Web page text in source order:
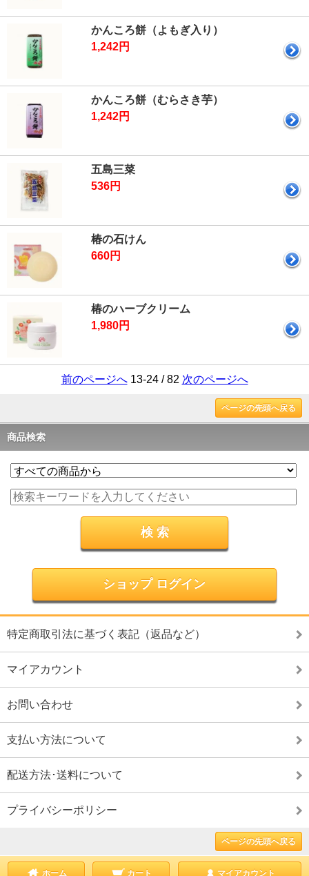
かんころ餅（よもぎ入り）
1,242円
かんころ餅（むらさき芋）
1,242円
五島三菜
536円
椿の石けん
660円
椿のハーブクリーム
1,980円
前のページへ13-24 / 82 次のページへ
ページの先頭へ戻る
商品検索
ショップ ログイン
特定商取引法に基づく表記（返品など）
マイアカウント
お問い合わせ
支払い方法について
配送方法･送料について
プライバシーポリシー
ページの先頭へ戻る
ホーム カート マイアカウント